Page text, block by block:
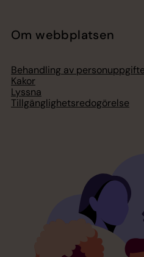
Om webbplatsen
Behandling av
Kakor
Lyssna
Tillgänglighetsredogörelse